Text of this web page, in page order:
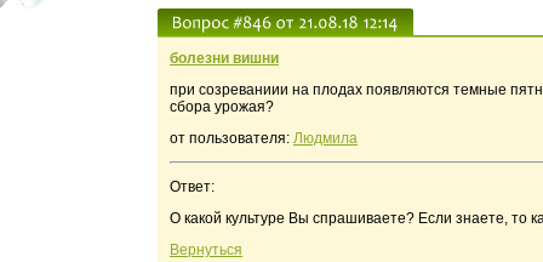
болезни вишни
при созреваниии на плодах появляются темные
сбора урожая?
от пользователя: Людмила
Ответ:
О какой культуре Вы спрашиваете? Если знаете, то
Вернуться